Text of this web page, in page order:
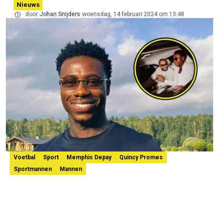
Nieuws
door Johan Snijders woensdag, 14 februari 2024 om 13:48
Voetbal Sport Memphis Depay
Quincy Promes
Sportmannen
Mannen